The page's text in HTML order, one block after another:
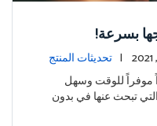
بسرعة!
تحديثات المنتج
موفراً للوقت وسهل
تبحث عنها في بدون